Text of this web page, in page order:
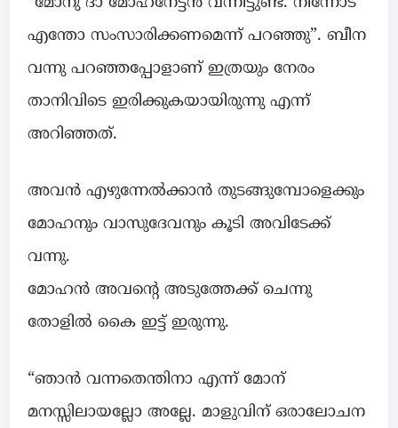
എന്തോ സംസാരിക്കണമെന്ന് പറഞ്ഞു”. ബീന
വന്നു പറഞ്ഞപ്പോളാണ് ഇത്രയും നേരം
താനിവിടെ ഇരിക്കുകയായിരുന്നു എന്ന്
അറിഞ്ഞത്.
അവൻ എഴുന്നേൽക്കാൻ തുടങ്ങുമ്പോളെക്കും
മോഹനും വാസുദേവനും കൂടി അവിടേക്ക്
വന്നു.
മോഹൻ അവന്റെ അടുത്തേക്ക് ചെന്നു
തോളിൽ കൈ ഇട്ട് ഇരുന്നു.
“ഞാൻ വന്നതെന്തിനാ എന്ന് മോന്
മനസ്സിലായല്ലോ അല്ലേ. മാളുവിന് ഒരാലോചന